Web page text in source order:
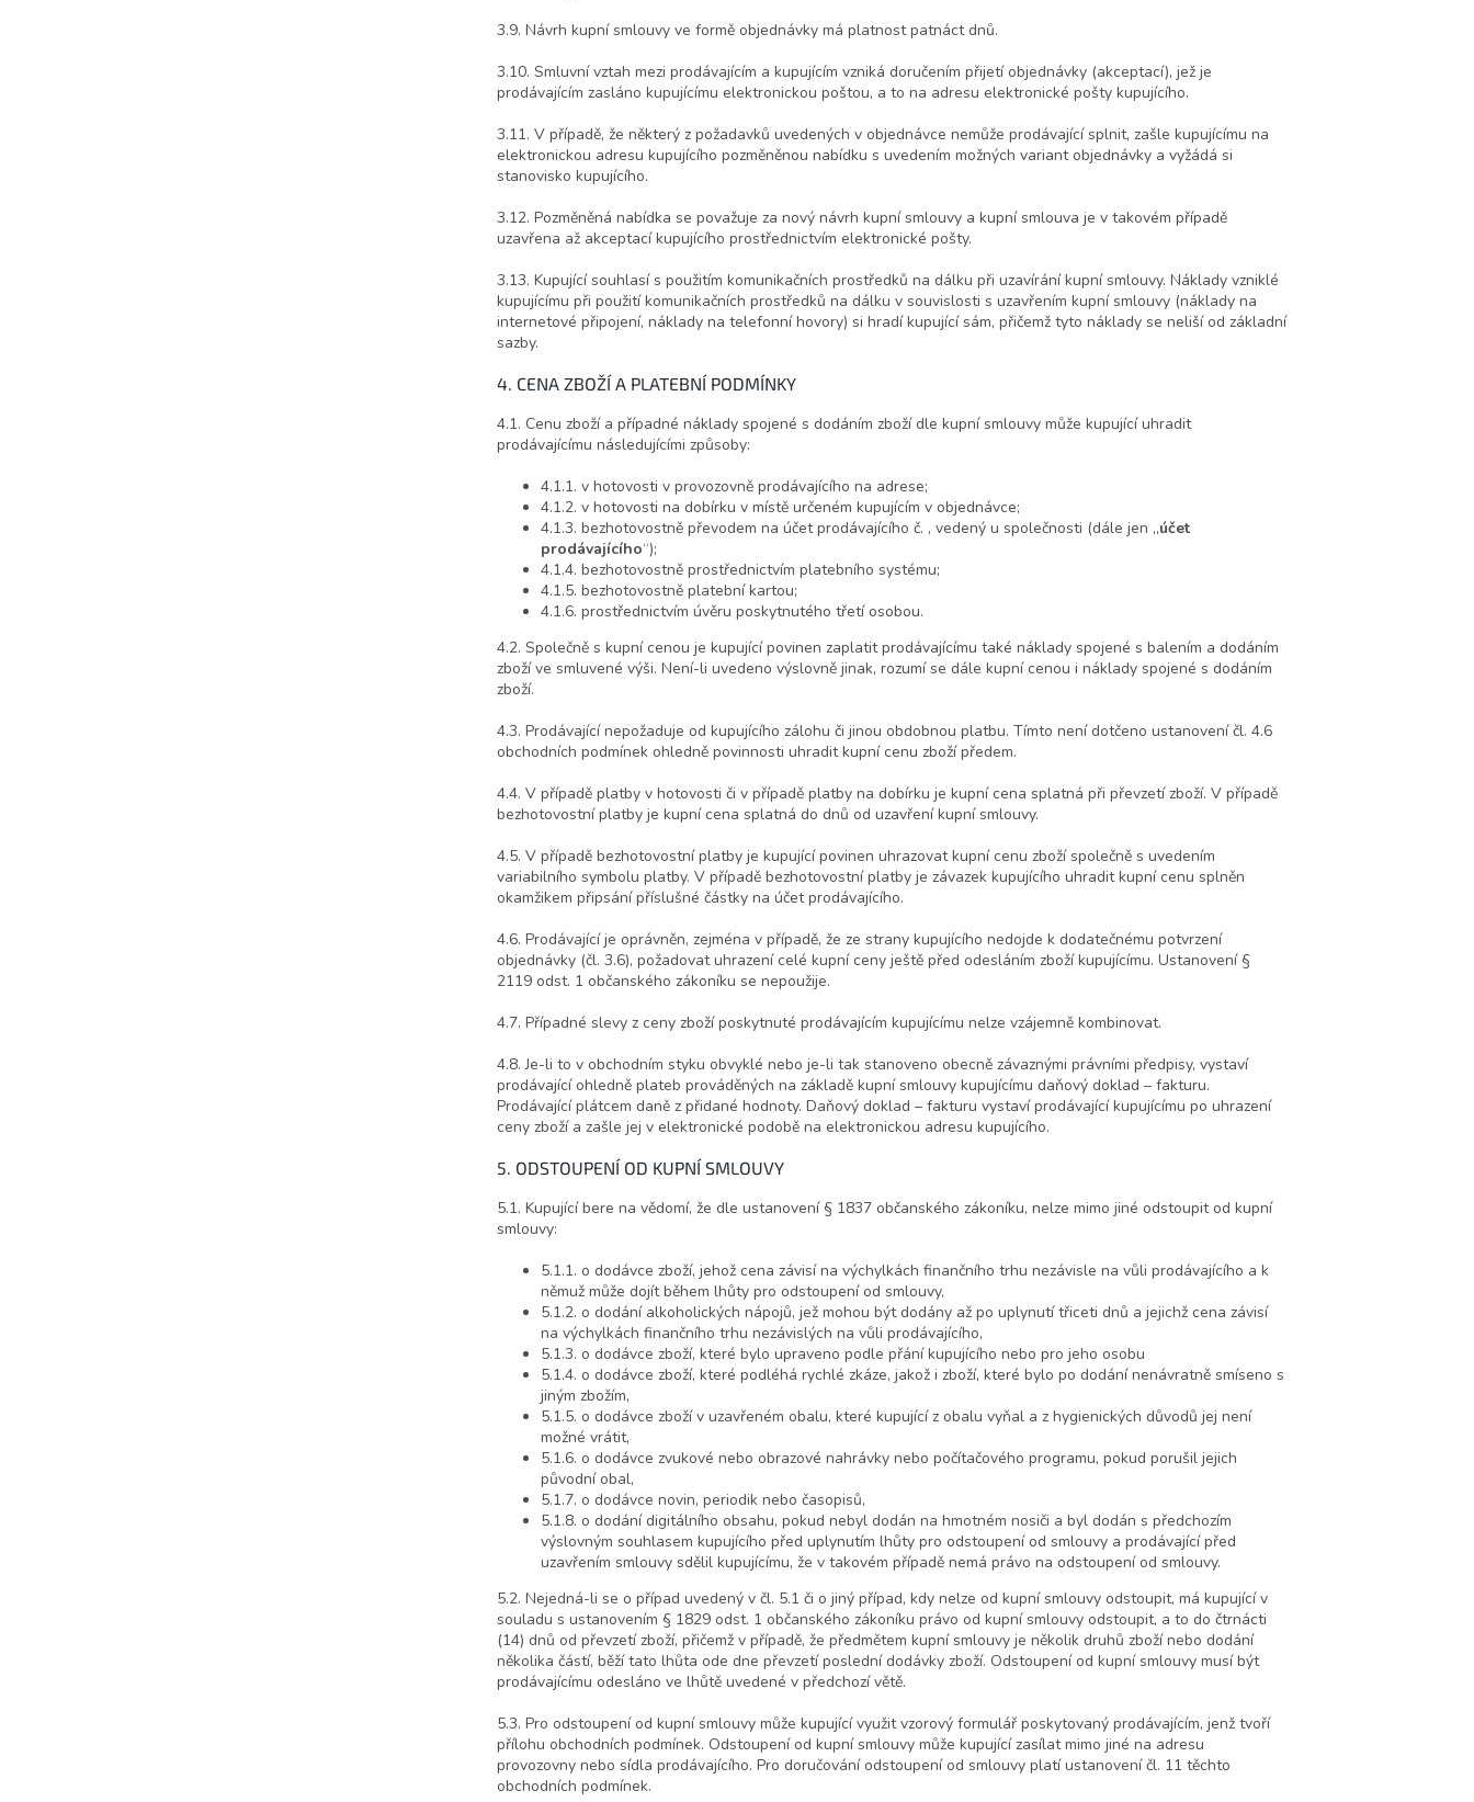
3.9. Návrh kupní smlouvy ve formě objednávky má platnost patnáct dnů.
3.10. Smluvní vztah mezi prodávajícím a kupujícím vzniká doručením přijetí objednávky (akceptací), jež je
prodávajícím zasláno kupujícímu elektronickou poštou, a to na adresu elektronické pošty kupujícího.
3.11. V případě, že některý z požadavků uvedených v objednávce nemůže prodávající splnit, zašle kupujícímu na
elektronickou adresu kupujícího pozměněnou nabídku s uvedením možných variant objednávky a vyžádá si
stanovisko kupujícího.
3.12. Pozměněná nabídka se považuje za nový návrh kupní smlouvy a kupní smlouva je v takovém případě
uzavřena až akceptací kupujícího prostřednictvím elektronické pošty.
3.13. Kupující souhlasí s použitím komunikačních prostředků na dálku při uzavírání kupní smlouvy. Náklady vzniklé
kupujícímu při použití komunikačních prostředků na dálku v souvislosti s uzavřením kupní smlouvy (náklady na
internetové připojení, náklady na telefonní hovory) si hradí kupující sám, přičemž tyto náklady se neliší od základní
sazby.
4. CENA ZBOŽÍ A PLATEBNÍ PODMÍNKY
4.1. Cenu zboží a případné náklady spojené s dodáním zboží dle kupní smlouvy může kupující uhradit
prodávajícímu následujícími způsoby:
4.1.1. v hotovosti v provozovně prodávajícího na adrese;
4.1.2. v hotovosti na dobírku v místě určeném kupujícím v objednávce;
4.1.3. bezhotovostně převodem na účet prodávajícího č. , vedený u společnosti (dále jen „účet
prodávajícího“);
4.1.4. bezhotovostně prostřednictvím platebního systému;
4.1.5. bezhotovostně platební kartou;
4.1.6. prostřednictvím úvěru poskytnutého třetí osobou.
4.2. Společně s kupní cenou je kupující povinen zaplatit prodávajícímu také náklady spojené s balením a dodáním
zboží ve smluvené výši. Není-li uvedeno výslovně jinak, rozumí se dále kupní cenou i náklady spojené s dodáním
zboží.
4.3. Prodávající nepožaduje od kupujícího zálohu či jinou obdobnou platbu. Tímto není dotčeno ustanovení čl. 4.6
obchodních podmínek ohledně povinnosti uhradit kupní cenu zboží předem.
4.4. V případě platby v hotovosti či v případě platby na dobírku je kupní cena splatná při převzetí zboží. V případě
bezhotovostní platby je kupní cena splatná do dnů od uzavření kupní smlouvy.
4.5. V případě bezhotovostní platby je kupující povinen uhrazovat kupní cenu zboží společně s uvedením
variabilního symbolu platby. V případě bezhotovostní platby je závazek kupujícího uhradit kupní cenu splněn
okamžikem připsání příslušné částky na účet prodávajícího.
4.6. Prodávající je oprávněn, zejména v případě, že ze strany kupujícího nedojde k dodatečnému potvrzení
objednávky (čl. 3.6), požadovat uhrazení celé kupní ceny ještě před odesláním zboží kupujícímu. Ustanovení §
2119 odst. 1 občanského zákoníku se nepoužije.
4.7. Případné slevy z ceny zboží poskytnuté prodávajícím kupujícímu nelze vzájemně kombinovat.
4.8. Je-li to v obchodním styku obvyklé nebo je-li tak stanoveno obecně závaznými právními předpisy, vystaví
prodávající ohledně plateb prováděných na základě kupní smlouvy kupujícímu daňový doklad – fakturu.
Prodávající plátcem daně z přidané hodnoty. Daňový doklad – fakturu vystaví prodávající kupujícímu po uhrazení
ceny zboží a zašle jej v elektronické podobě na elektronickou adresu kupujícího.
5. ODSTOUPENÍ OD KUPNÍ SMLOUVY
5.1. Kupující bere na vědomí, že dle ustanovení § 1837 občanského zákoníku, nelze mimo jiné odstoupit od kupní
smlouvy:
5.1.1. o dodávce zboží, jehož cena závisí na výchylkách finančního trhu nezávisle na vůli prodávajícího a k
němuž může dojít během lhůty pro odstoupení od smlouvy,
5.1.2. o dodání alkoholických nápojů, jež mohou být dodány až po uplynutí třiceti dnů a jejichž cena závisí
na výchylkách finančního trhu nezávislých na vůli prodávajícího,
5.1.3. o dodávce zboží, které bylo upraveno podle přání kupujícího nebo pro jeho osobu
5.1.4. o dodávce zboží, které podléhá rychlé zkáze, jakož i zboží, které bylo po dodání nenávratně smíseno s
jiným zbožím,
5.1.5. o dodávce zboží v uzavřeném obalu, které kupující z obalu vyňal a z hygienických důvodů jej není
možné vrátit,
5.1.6. o dodávce zvukové nebo obrazové nahrávky nebo počítačového programu, pokud porušil jejich
původní obal,
5.1.7. o dodávce novin, periodik nebo časopisů,
5.1.8. o dodání digitálního obsahu, pokud nebyl dodán na hmotném nosiči a byl dodán s předchozím
výslovným souhlasem kupujícího před uplynutím lhůty pro odstoupení od smlouvy a prodávající před
uzavřením smlouvy sdělil kupujícímu, že v takovém případě nemá právo na odstoupení od smlouvy.
5.2. Nejedná-li se o případ uvedený v čl. 5.1 či o jiný případ, kdy nelze od kupní smlouvy odstoupit, má kupující v
souladu s ustanovením § 1829 odst. 1 občanského zákoníku právo od kupní smlouvy odstoupit, a to do čtrnácti
(14) dnů od převzetí zboží, přičemž v případě, že předmětem kupní smlouvy je několik druhů zboží nebo dodání
několika částí, běží tato lhůta ode dne převzetí poslední dodávky zboží. Odstoupení od kupní smlouvy musí být
prodávajícímu odesláno ve lhůtě uvedené v předchozí větě.
5.3. Pro odstoupení od kupní smlouvy může kupující využit vzorový formulář poskytovaný prodávajícím, jenž tvoří
přílohu obchodních podmínek. Odstoupení od kupní smlouvy může kupující zasílat mimo jiné na adresu
provozovny nebo sídla prodávajícího. Pro doručování odstoupení od smlouvy platí ustanovení čl. 11 těchto
obchodních podmínek.